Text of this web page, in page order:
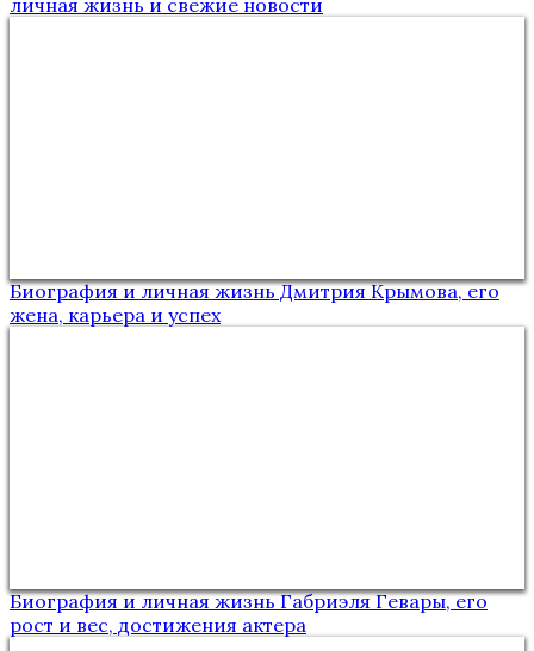
личная жизнь и свежие новости
Биография и личная жизнь Дмитрия Крымова, его
жена, карьера и успех
Биография и личная жизнь Габриэля Гевары, его
рост и вес, достижения актера